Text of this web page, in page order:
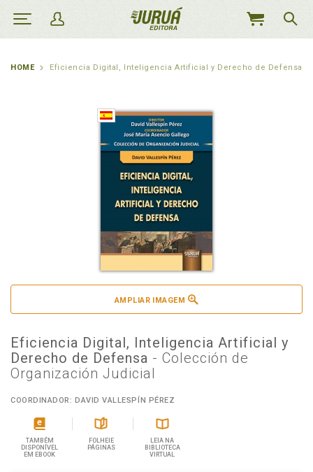
MEU
HOME Eficiencia Digital, Inteligencia Artificial y Derecho de Defensa
AMPLIAR IMAGEM
Eficiencia Digital, Inteligencia Artificial y
Derecho de Defensa - Colección de
Organización Judicial
COORDINADOR: DAVID VALLESPÍN PÉREZ
TAMBÉM
DISPONÍVEL
EM EBOOK
FOLHEIE
PÁGINAS
LEIA NA
BIBLIOTECA
VIRTUAL